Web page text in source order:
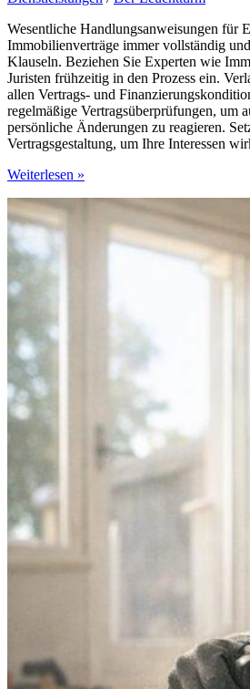
Wesentliche Handlungsanweisungen für
Immobilienverträge immer vollständig
Klauseln. Beziehen Sie Experten wie
Juristen frühzeitig in den Prozess ein.
allen Vertrags- und
regelmäßige Vertragsüberprüfungen, um
persönliche Änderungen zu reagieren.
Vertragsgestaltung, um Ihre Interessen
Versteckte
bei
Immobilienverträgen:
Was
Eigentümer
jetzt
wissen
Weiterlesen »